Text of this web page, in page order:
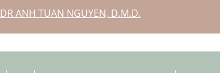
DR ANH TUAN NGUYEN, D.M.D.